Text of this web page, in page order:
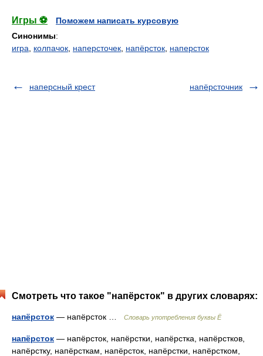
Игры ⚽
Поможем написать курсовую
Синонимы:
игра
колпачок наперсточек напёрсток наперсток
наперсный крест напёрсточник
Смотреть что такое "напёрсток" в других словарях:
напёрсток — напёрсток … Словарь употребления буквы Ё
напёрсток — напёрсток, напёрстки, напёрстка, напёрстков,
напёрстку, напёрсткам, напёрсток, напёрстки, напёрстком,